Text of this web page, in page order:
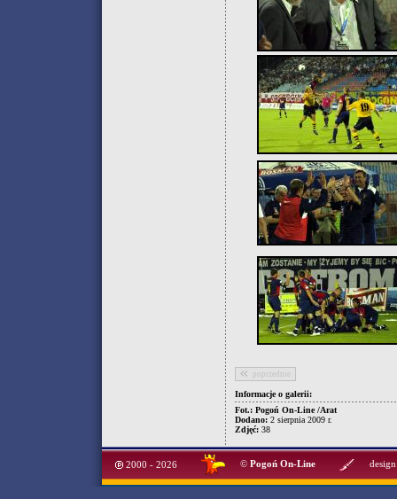
poprzednie
Informacje o galerii:
Fot.: Pogoń On-Line /Arat
Dodano: 2 sierpnia 2009 r.
Zdjęć: 38
2000 - 2026 © Pogoń On-Line